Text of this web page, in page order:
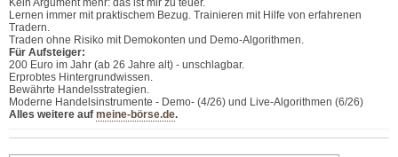
Kein Argument mehr: das ist mir zu teuer.
Lernen immer mit praktischem Bezug. Trainieren mit Hilfe von erfahrenen
Tradern.
Traden ohne Risiko mit Demokonten und Demo-Algorithmen.
Für Aufsteiger:
200 Euro im Jahr (ab 26 Jahre alt) - unschlagbar.
Erprobtes Hintergrundwissen.
Bewährte Handelsstrategien.
Moderne Handelsinstrumente - Demo- (4/26) und Live-Algorithmen (6/26)
Alles weitere auf meine-börse.de.